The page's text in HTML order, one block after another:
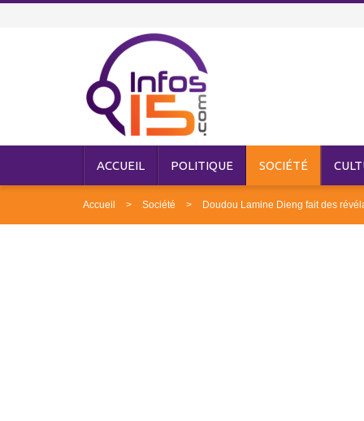
ACCUEIL POLITIQUE SOCIÉTÉ
Accueil Société Doudou Lamine Dieng fait des